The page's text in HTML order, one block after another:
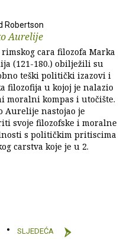
Robertson
Aurelije
cara filozofa Marka
(121-180.) obilježili su
teški politički izazovi i
filozofija u kojoj je nalazio
moralni kompas i utočište.
Aurelije nastojao je
svoje filozofske i moralne
s političkim pritiscima
carstva koje je u 2.
SLJEDEĆA